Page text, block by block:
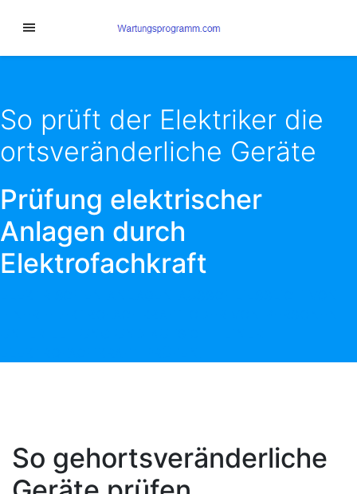
So prüft der Elektriker die
ortsveränderliche Geräte
Prüfung elektrischer
Anlagen durch
Elektrofachkraft
So gehortsveränderliche